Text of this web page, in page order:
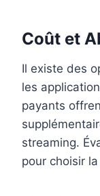
Coût et
Il existe des
les
payants
streaming.
pour choisir